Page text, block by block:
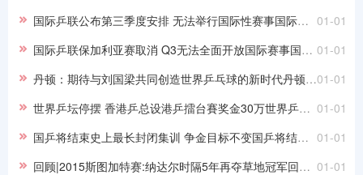
CBA
网球
01-01
国际乒联公布第三季度安排 无法举行国际性赛事国际乒联公布第三季度安排 无法举行国际性赛事
01-01
国际乒联保加利亚赛取消 Q3无法全面开放国际赛事国际乒联保加利亚赛取消 Q3无法全面开放国际赛事
01-01
丹顿：期待与刘国梁共同创造世界乒乓球的新时代丹顿：期待与刘国梁共同创造世界乒乓球的新时代
01-01
世界乒坛停摆 香港乒总设港乒擂台賽奖金30万世界乒坛停摆 香港乒总设港乒擂台賽奖金30万
01-01
国乒将结束史上最长封闭集训 争金目标不变国乒将结束史上最长封闭集训 争金目标不变
01-01
回顾|2015斯图加特赛:纳达尔时隔5年再夺草地冠军回顾|2015斯图加特赛:纳达尔时隔5年再夺草地冠军